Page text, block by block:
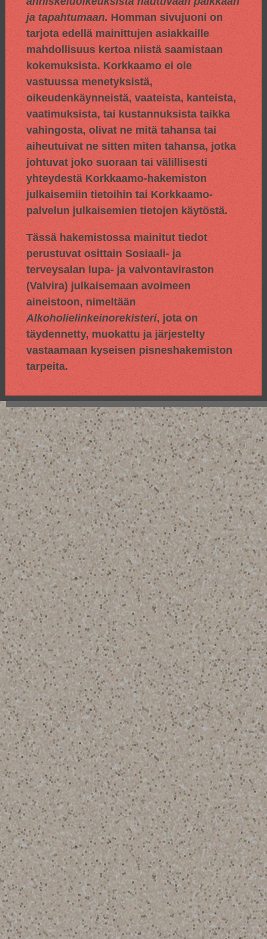
ja tapahtumaan. Homman sivujuoni on
tarjota edellä mainittujen asiakkaille
mahdollisuus kertoa niistä saamistaan
kokemuksista. Korkkaamo ei ole
vastuussa menetyksistä,
oikeudenkäynneistä, vaateista, kanteista,
vaatimuksista, tai kustannuksista taikka
vahingosta, olivat ne mitä tahansa tai
aiheutuivat ne sitten miten tahansa, jotka
johtuvat joko suoraan tai välillisesti
yhteydestä Korkkaamo-hakemiston
julkaisemiin tietoihin tai Korkkaamo-
palvelun julkaisemien tietojen käytöstä.
Tässä hakemistossa mainitut tiedot
perustuvat osittain Sosiaali- ja
terveysalan lupa- ja valvontaviraston
(Valvira) julkaisemaan avoimeen
aineistoon, nimeltään
Alkoholielinkeinorekisteri, jota on
täydennetty, muokattu ja järjestelty
vastaamaan kyseisen pisneshakemiston
tarpeita.